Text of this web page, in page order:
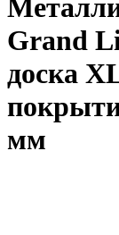
Grand
доска
мм